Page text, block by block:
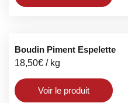
Boudin Piment Espelette
18,50€ / kg
Voir le produit